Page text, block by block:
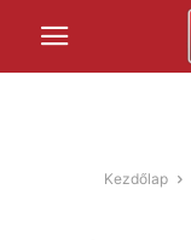
Kezdőlap